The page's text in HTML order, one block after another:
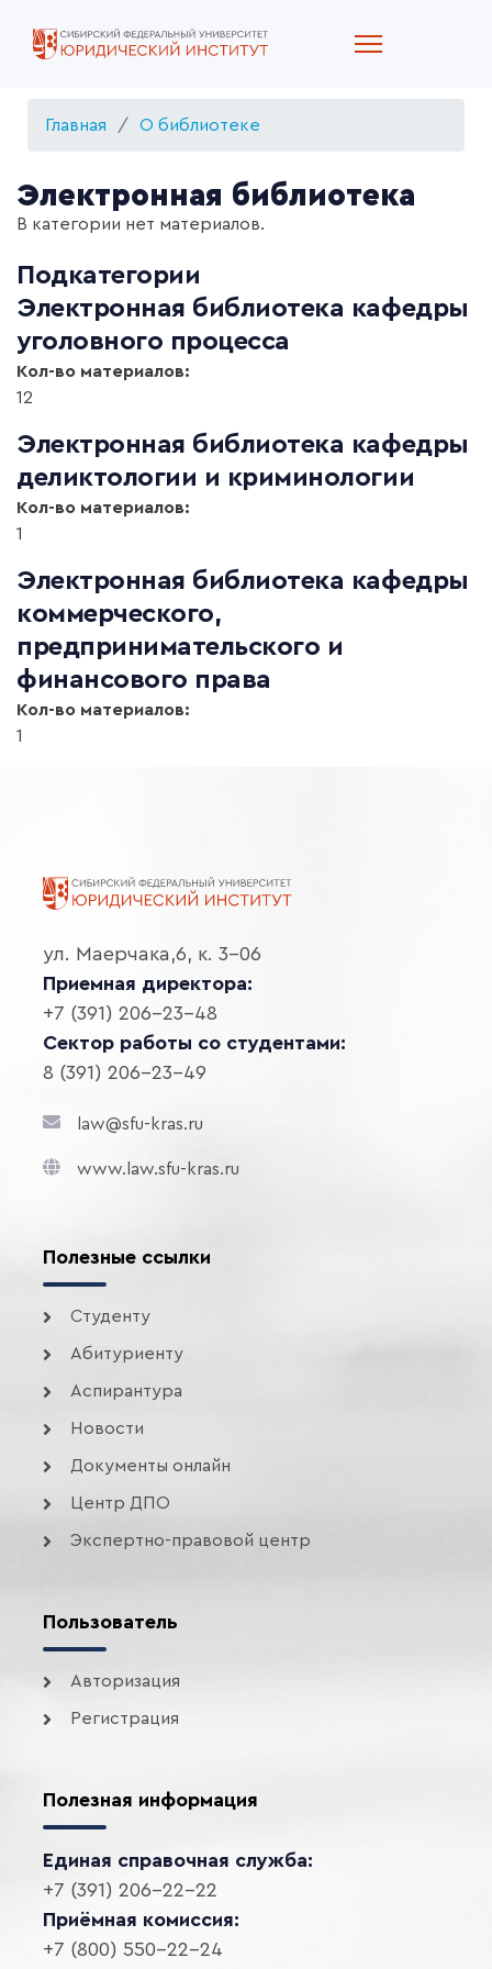
Главная О библиотеке
Электронная библиотека
В категории нет материалов.
Подкатегории
Электронная библиотека кафедры
уголовного процесса
Кол-во материалов:
12
Электронная библиотека кафедры
деликтологии и криминологии
Кол-во материалов:
1
Электронная библиотека кафедры
коммерческого,
предпринимательского и
финансового права
Кол-во материалов:
1
ул. Маерчака,6, к. 3-06
Приемная директора:
+7 (391) 206-23-48
Сектор работы со студентами:
8 (391) 206-23-49
law@sfu-kras.ru
www.law.sfu-kras.ru
Полезные ссылки
Студенту
Абитуриенту
Аспирантура
Новости
Документы онлайн
Центр ДПО
Экспертно-правовой центр
Пользователь
Авторизация
Регистрация
Полезная информация
Единая справочная служба:
+7 (391) 206-22-22
Приёмная комиссия:
+7 (800) 550-22-24